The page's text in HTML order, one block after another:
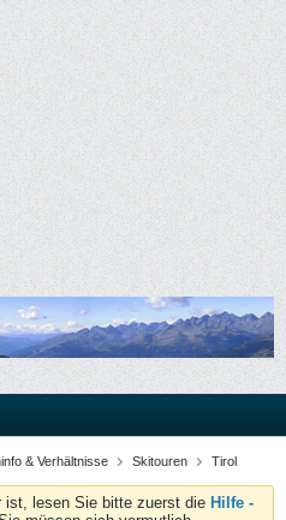
& Verhältnisse Skitouren Tirol
ist, lesen Sie bitte zuerst die Hilfe -